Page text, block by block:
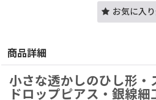
お気に入
商品詳細
小さな透かしのひし形・
ドロップピアス・銀線